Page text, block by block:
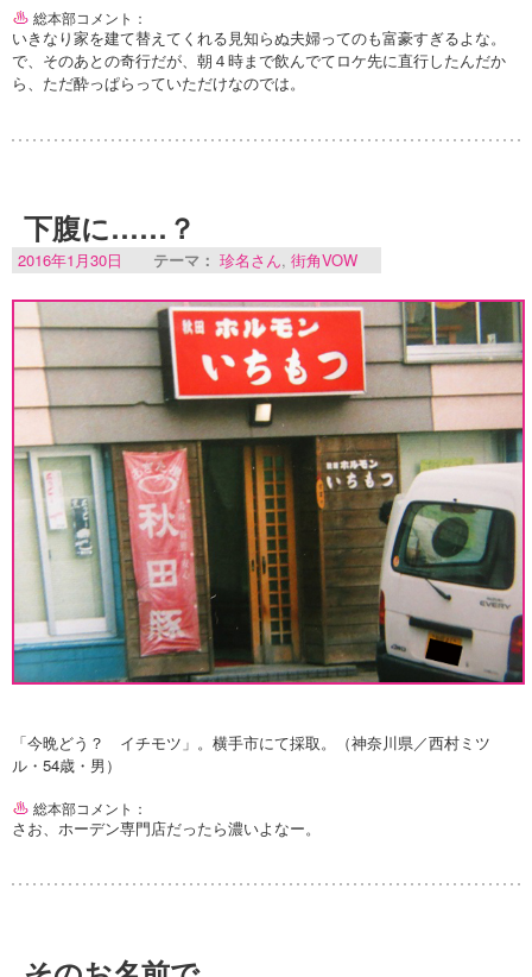
総本部コメント：
いきなり家を建て替えてくれる見知らぬ夫婦ってのも富豪すぎるよな。
で、そのあとの奇行だが、朝４時まで飲んでてロケ先に直行したんだか
ら、ただ酔っぱらっていただけなのでは。
下腹に……？
2016年1月30日 テーマ： 珍名さん, 街角VOW
「今晩どう？ イチモツ」。横手市にて採取。（神奈川県／西村ミツ
ル・54歳・男）
総本部コメント：
さお、ホーデン専門店だったら濃いよなー。